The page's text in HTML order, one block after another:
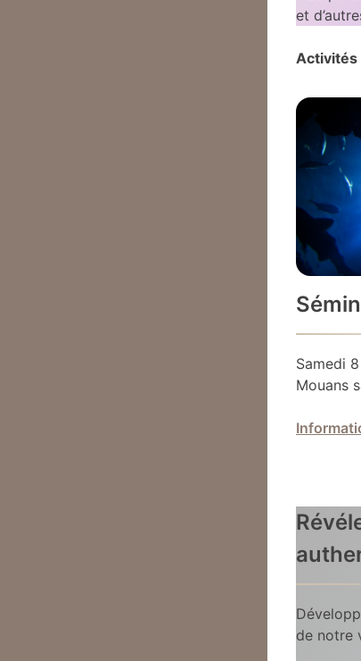
et
Activités
Samedi
Mouans
de notre